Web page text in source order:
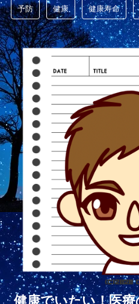
予防 健康 健康寿命
健康でいたい！医